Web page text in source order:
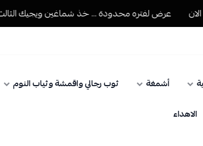
عرض لفتره محدودة ... خذ شماغين ويجيك الثالث
أشمغة ثوب رجالي واقمشة وثياب النوم
الاهداء